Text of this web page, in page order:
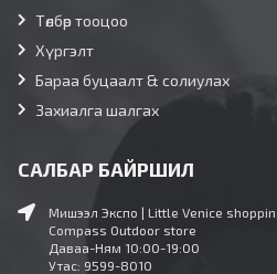
Төлбөр тооцоо
Хүргэлт
Бараа буцаалт & солиулах
Захиалга шалгах
САЛБАР БАЙРШИЛ
Мишээл Экспо | Little Venice
Compass Outdoor store
Даваа-Ням 10:00-19:00
Утас: 9599-8010